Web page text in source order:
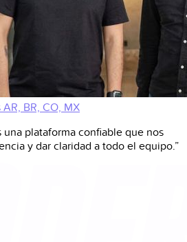
AR, BR, CO, MX
una plataforma confiable que nos
y dar claridad a todo el equipo.”